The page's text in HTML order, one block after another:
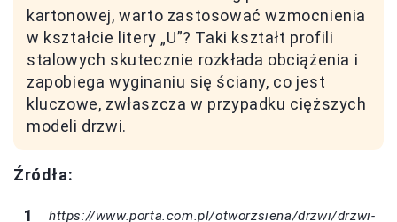
kartonowej, warto zastosować wzmocnienia
w kształcie litery „U”? Taki kształt profili
stalowych skutecznie rozkłada obciążenia i
zapobiega wyginaniu się ściany, co jest
kluczowe, zwłaszcza w przypadku cięższych
modeli drzwi.
Źródła:
https://www.porta.com.pl/otworzsiena/drzwi/drzwi-